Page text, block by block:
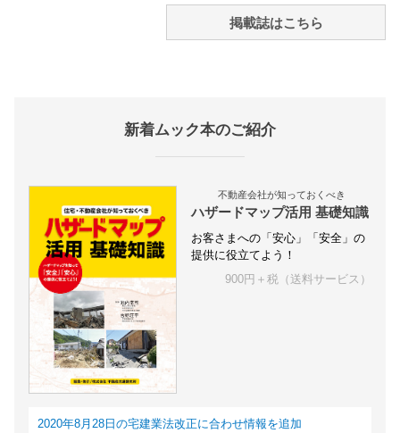
掲載誌はこちら
新着ムック本のご紹介
不動産会社が知っておくべき
ハザードマップ活用 基礎知識
お客さまへの「安心」「安全」の
提供に役立てよう！
900円＋税（送料サービス）
2020年8月28日の宅建業法改正に合わせ情報を追加